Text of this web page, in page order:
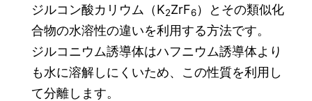
ジルコン酸カリウム（K2ZrF6）とその類似化
合物の水溶性の違いを利用する方法です。
ジルコニウム誘導体はハフニウム誘導体より
も水に溶解しにくいため、この性質を利用し
て分離します。